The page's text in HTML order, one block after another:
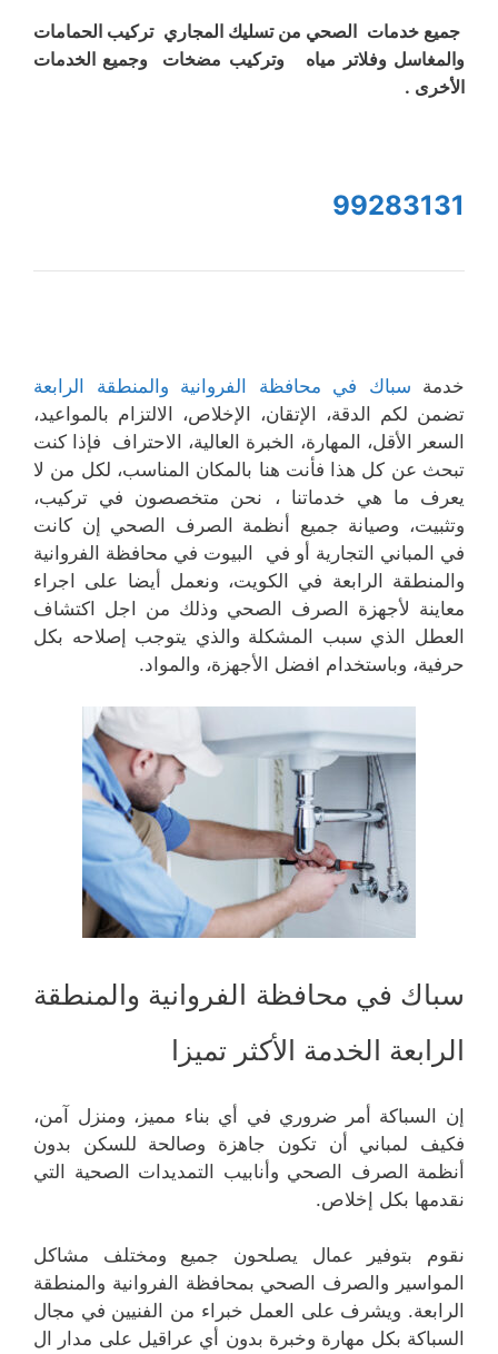
جميع خدمات الصحي من تسليك المجاري تركيب الحمامات
والمغاسل وفلاتر مياه وتركيب مضخات وجميع الخدمات
الأخرى .
99283131
خدمة سباك في محافظة الفروانية والمنطقة الرابعة
تضمن لكم الدقة، الإتقان، الإخلاص، الالتزام بالمواعيد،
السعر الأقل، المهارة، الخبرة العالية، الاحتراف فإذا كنت
تبحث عن كل هذا فأنت هنا بالمكان المناسب، لكل من لا
يعرف ما هي خدماتنا ، نحن متخصصون في تركيب،
وتثبيت، وصيانة جميع أنظمة الصرف الصحي إن كانت
في المباني التجارية أو في البيوت في محافظة الفروانية
والمنطقة الرابعة في الكويت، ونعمل أيضا على اجراء
معاينة لأجهزة الصرف الصحي وذلك من اجل اكتشاف
العطل الذي سبب المشكلة والذي يتوجب إصلاحه بكل
حرفية، وباستخدام افضل الأجهزة، والمواد.
سباك في محافظة الفروانية والمنطقة
الرابعة الخدمة الأكثر تميزا
إن السباكة أمر ضروري في أي بناء مميز، ومنزل آمن،
فكيف لمباني أن تكون جاهزة وصالحة للسكن بدون
أنظمة الصرف الصحي وأنابيب التمديدات الصحية التي
نقدمها بكل إخلاص.
نقوم بتوفير عمال يصلحون جميع ومختلف مشاكل
المواسير والصرف الصحي بمحافظة الفروانية والمنطقة
الرابعة. ويشرف على العمل خبراء من الفنيين في مجال
السباكة بكل مهارة وخبرة بدون أي عراقيل على مدار ال